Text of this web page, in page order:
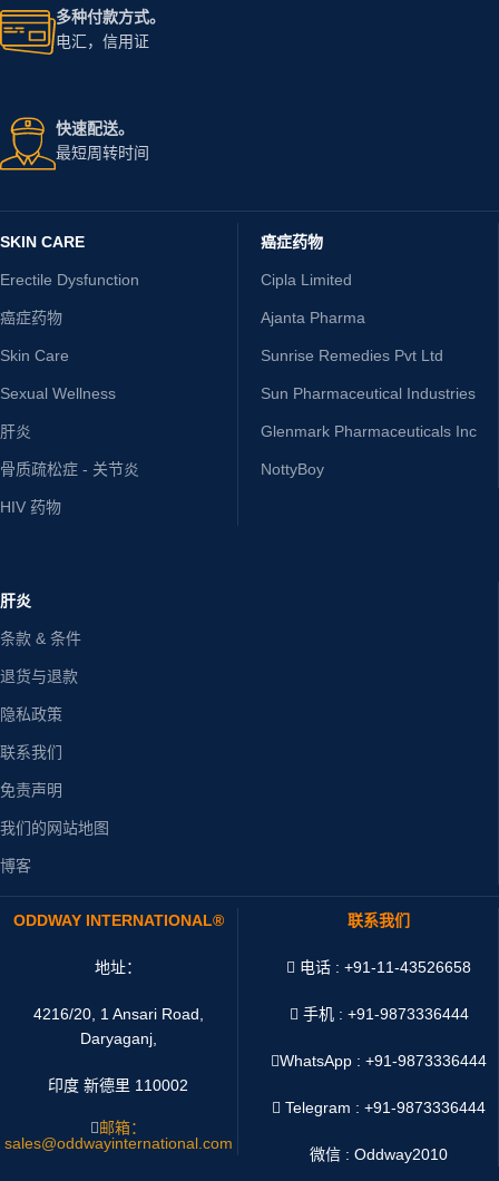
多种付款方式。
电汇，信用证
快速配送。
最短周转时间
SKIN CARE
Erectile Dysfunction
癌症药物
Skin Care
Sexual Wellness
肝炎
骨质疏松症 - 关节炎
HIV 药物
癌症药物
Cipla Limited
Ajanta Pharma
Sunrise Remedies Pvt Ltd
Sun Pharmaceutical Industries
Glenmark Pharmaceuticals Inc
NottyBoy
肝炎
条款 & 条件
退货与退款
隐私政策
联系我们
免责声明
我们的网站地图
博客
ODDWAY INTERNATIONAL®
地址：
4216/20, 1 Ansari Road,
Daryaganj,
印度 新德里 110002
邮箱：
sales@oddwayinternational.com
联系我们
电话 : +91-11-43526658
手机 : +91-9873336444
WhatsApp :+91-9873336444
Telegram : +91-9873336444
微信 : Oddway2010